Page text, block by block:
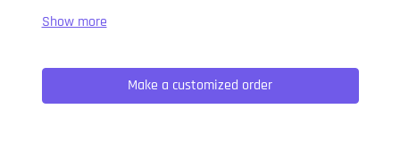
when an unknown printer took a galley of type and
not only five centuries, but also the leap into electronic
typesetting, remaining essentially unchanged. It was
popularised in the 1960s with the release of Letraset sheets
Make a customized order